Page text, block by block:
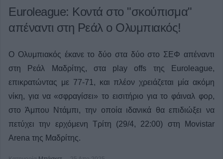
Euroleague: Κοντά στο "σκούπισμα"
απέναντι στη Ρεάλ ο Ολυμπιακός!
Ο Ολυμπιακός έκανε το δύο στα δύο στο ΣΕΦ απέναντι
στη Ρεάλ Μαδρίτης, στα play offs της Euroleague,
επικρατώντας με 77-71, και πλέον χρειάζεται μία ακόμη
νίκη, για να «σφραγίσει» το εισιτήριο για το φάιναλ φορ,
στο Άμπου Ντάμπι, την οποία ιδανικά θα επιδιώξει να
πετύχει την ερχόμενη Τρίτη (29/4, 22:00) στη Movistar
Arena της Μαδρίτης.